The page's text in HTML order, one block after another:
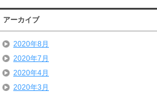
アーカイブ
2020年8月
2020年7月
2020年4月
2020年3月